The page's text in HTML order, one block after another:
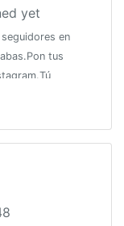
yet
en
tus